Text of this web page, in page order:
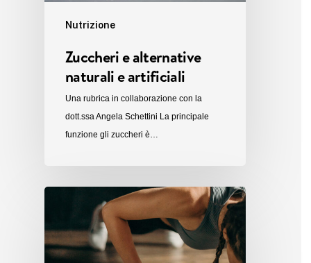
Nutrizione
Zuccheri e alternative
naturali e artificiali
Una rubrica in collaborazione con la
dott.ssa Angela Schettini La principale
funzione gli zuccheri è…